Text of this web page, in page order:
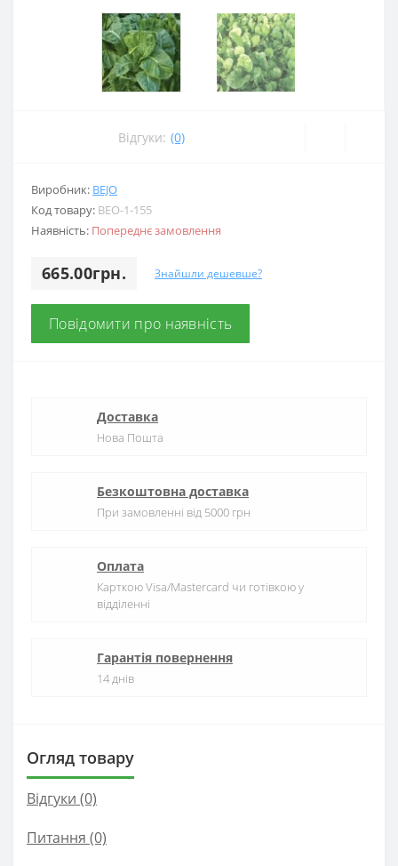
Відгуки: (0)
Виробник: BEJO
Код товару: BEO-1-155
Наявність: Попереднє замовлення
665.00грн. Знайшли дешевше?
Повідомити про наявність
Доставка
Нова Пошта
Безкоштовна доставка
При замовленні від 5000 грн
Оплата
Карткою Visa/Mastercard чи готівкою у
відділенні
Гарантія повернення
14 днів
Огляд товару
Відгуки (0)
Питання (0)